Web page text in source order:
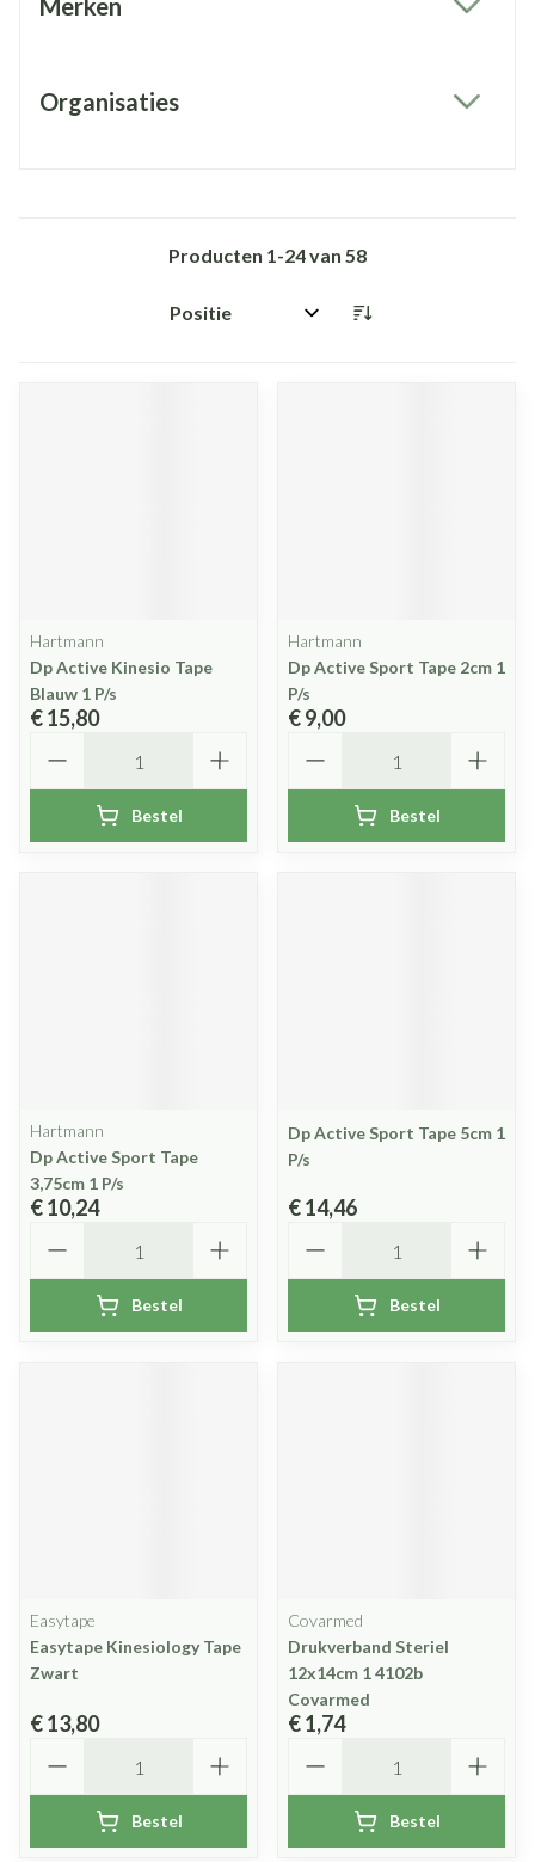
Merken
Organisaties
Producten 1-24van 58
Sorteer op:
Hartmann
Dp Active Kinesio Tape
Blauw 1 P/s
€ 15,80
Bestel
Hartmann
Dp Active Sport Tape 2cm 1
P/s
€ 9,00
Bestel
Hartmann
Dp Active Sport Tape
3,75cm 1 P/s
€ 10,24
Bestel
Dp Active Sport Tape 5cm 1
P/s
€ 14,46
Bestel
Easytape
Easytape Kinesiology Tape
Zwart
€ 13,80
Bestel
Covarmed
Drukverband Steriel
12x14cm 1 4102b
Covarmed
€ 1,74
Bestel